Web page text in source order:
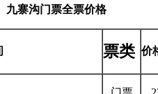
九寨沟门票全票价格
票类 价